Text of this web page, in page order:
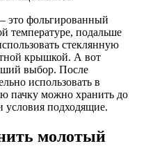
это фольгированный
температуре, подальше
стеклянную
крышкой. А вот
выбор. После
использовать в
пачку можно хранить до
условия подходящие.
молотый